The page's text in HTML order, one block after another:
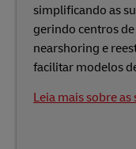
simplificando as
gerindo centros
nearshoring e
facilitar modelos
Leia mais sobre